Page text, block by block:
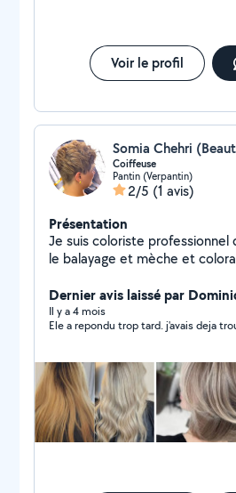
de chaque client. Aide
nettoyage, Paris, 2020-2021
de divers locaux
Utilisation de divers
Voir le profil
Somia Chehri
Coiffeuse
Pantin (Verpantin)
2/5 (1 avis)
Présentation
Je suis coloriste professionnel
le balayage et mèche et
Dernier avis laissé par
Il y a 4 mois
Ele a repondu trop tard. j'avais deja